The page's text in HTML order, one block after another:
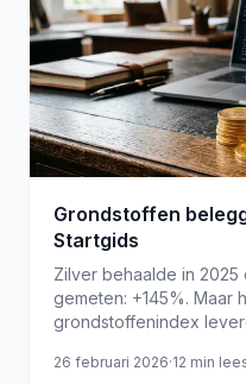
Grondstoffen
Startgids
Zilver behaalde in
gemeten: +145%. Maar
grondstoffenindex
26 februari 2026·12 min